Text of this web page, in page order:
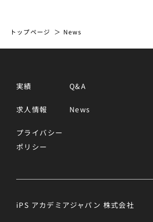
トップページ News
実績 Q&A
求人情報 News
プライバシー
ポリシー
iPS アカデミアジャパン 株式会社